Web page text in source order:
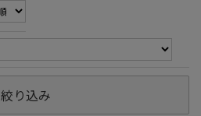
絞り込み